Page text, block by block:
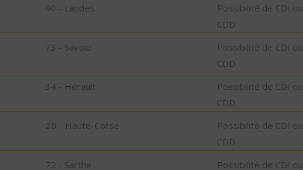
40 - Landes
Possibilité de CDI ou
CDD
73 - Savoie
Possibilité de CDI ou
CDD
34 - Hérault
Possibilité de CDI ou
CDD
2B - Haute-Corse
Possibilité de CDI ou
CDD
72 - Sarthe
Possibilité de CDI ou